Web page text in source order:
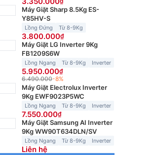
Máy Giặt Sharp 8.5Kg ES-
Y85HV-S
Lồng Đứng Từ 8-9Kg
3.800.000
Máy Giặt LG Inverter 9Kg
FB1209S6W
Lồng Ngang Từ 8-9Kg Inverter
5.950.000
6.490.000-8%
Máy Giặt Electrolux Inverter
9Kg EWF9023P5WC
Lồng Ngang Từ 8-9Kg Inverter
7.550.000
Máy Giặt Samsung AI Inverter
9Kg WW90T634DLN/SV
Lồng Ngang Từ 8-9Kg Inverter
Liên hệ